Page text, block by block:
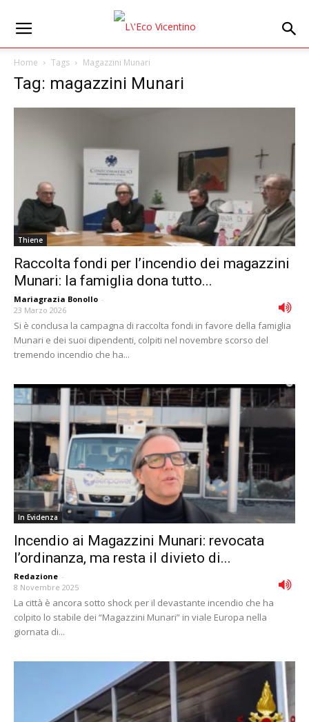
Home Tags Magazzini Munari
Tag: magazzini Munari
Thiene
Raccolta fondi per l’incendio dei magazzini
Munari: la famiglia dona tutto...
Mariagrazia Bonollo -
23 Marzo 2026
Si è conclusa la campagna di raccolta fondi in favore della famiglia
Munari e dei suoi dipendenti, colpiti nel novembre scorso del
tremendo incendio che ha...
In Evidenza
Incendio ai Magazzini Munari: revocata
l’ordinanza, ma resta il divieto di...
Redazione -
8 Novembre 2025
La città è ancora sotto shock per il devastante incendio che ha
colpito lo stabile dei “Magazzini Munari” in viale Europa nella
giornata di...